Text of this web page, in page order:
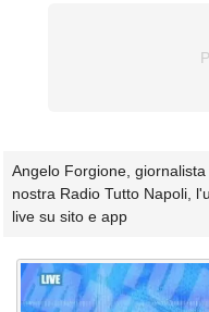
Angelo Forgione,
nostra Radio Tutto Napoli,
live su sito e app